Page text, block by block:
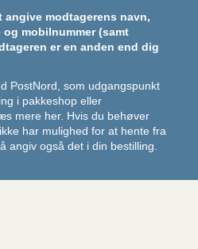
angive modtagerens navn,
mobilnummer (samt
er en anden end dig
PostNord, som udgangspunkt
i pakkeshop eller
mere her. Hvis du behøver
har mulighed for at hente fra
angiv også det i din bestilling.